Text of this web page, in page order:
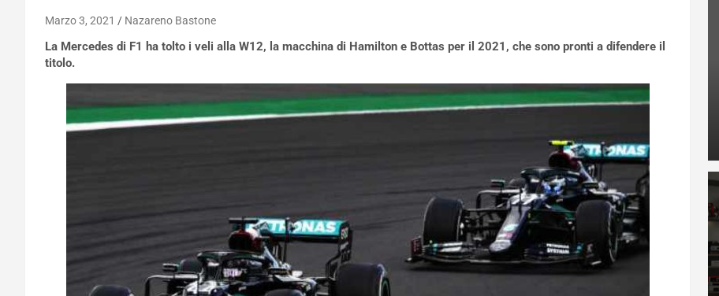
Marzo 3, 2021 Nazareno Bastone
La Mercedes di F1 ha tolto i veli alla W12, la macchina di Hamilton e Bottas per il 2021, che sono pronti a difendere il
titolo.